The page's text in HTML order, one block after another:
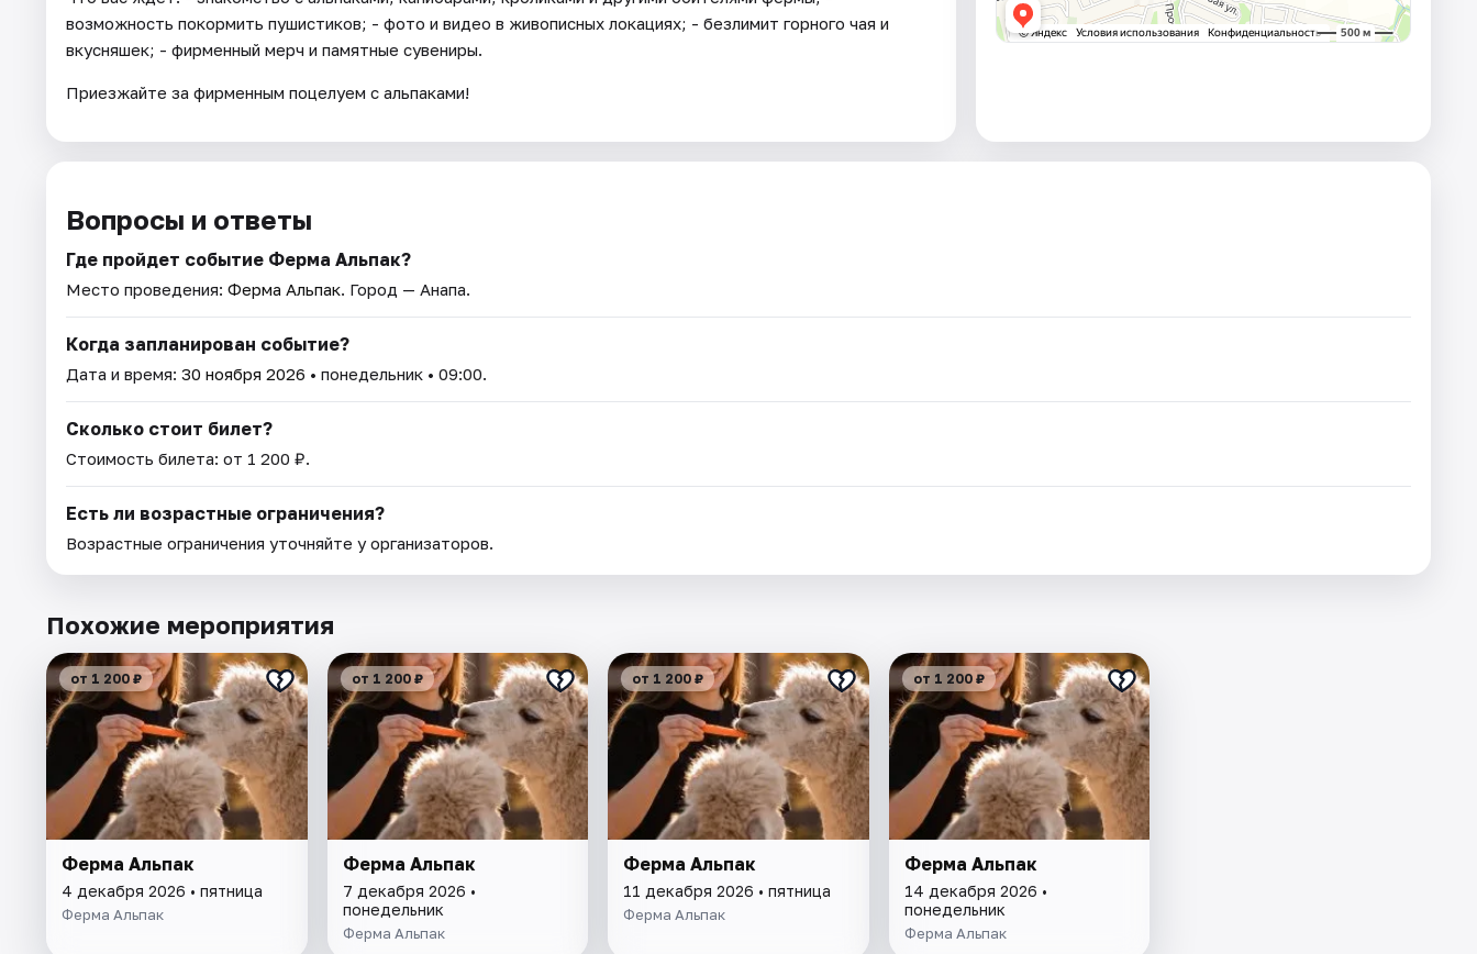
возможность покормить пушистиков; - фото и видео в живописных локациях; - безлимит горного чая и
вкусняшек; - фирменный мерч и памятные сувениры.
Приезжайте за фирменным поцелуем с альпаками!
Вопросы и ответы
Где пройдет событие Ферма Альпак?
Место проведения: Ферма Альпак. Город — Анапа.
Когда запланирован событие?
Дата и время: 30 ноября 2026 • понедельник • 09:00.
Сколько стоит билет?
Стоимость билета: от 1 200 ₽.
Есть ли возрастные ограничения?
Возрастные ограничения уточняйте у организаторов.
Похожие мероприятия
от 1 200 ₽
Ферма Альпак
4 декабря 2026 • пятница
Ферма Альпак
от 1 200 ₽
Ферма Альпак
7 декабря 2026 •
понедельник
Ферма Альпак
от 1 200 ₽
Ферма Альпак
11 декабря 2026 • пятница
Ферма Альпак
от 1 200 ₽
Ферма Альпак
14 декабря 2026 •
понедельник
Ферма Альпак